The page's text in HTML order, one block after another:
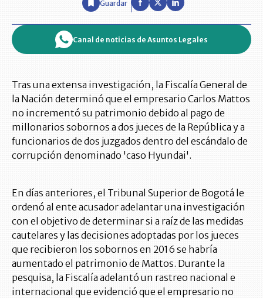
Guardar
Canal de noticias de Asuntos Legales
Tras una extensa investigación, la Fiscalía General de
la Nación determinó que el empresario Carlos Mattos
no incrementó su patrimonio debido al pago de
millonarios sobornos a dos jueces de la República y a
funcionarios de dos juzgados dentro del escándalo de
corrupción denominado 'caso Hyundai'.
En días anteriores, el Tribunal Superior de Bogotá le
ordenó al ente acusador adelantar una investigación
con el objetivo de determinar si a raíz de las medidas
cautelares y las decisiones adoptadas por los jueces
que recibieron los sobornos en 2016 se habría
aumentado el patrimonio de Mattos. Durante la
pesquisa, la Fiscalía adelantó un rastreo nacional e
internacional que evidenció que el empresario no